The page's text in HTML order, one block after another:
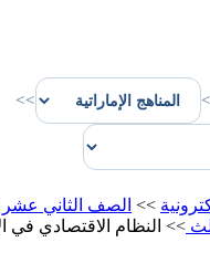
>>
>> الصف الثاني عشر
>> النظام الاقتصادي في